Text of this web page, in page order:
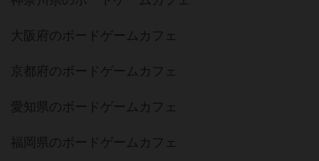
大阪府のボードゲームカフェ
京都府のボードゲームカフェ
愛知県のボードゲームカフェ
福岡県のボードゲームカフェ